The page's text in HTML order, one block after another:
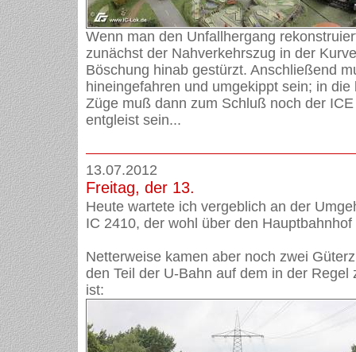
Wenn man den Unfallhergang
zunächst der Nahverkehrszug in der
Böschung hinab gestürzt. Anschließend
hineingefahren und umgekippt sein; in
Züge muß dann zum Schluß noch der
entgleist sein...
13.07.2012
Freitag, der 13.
Heute wartete ich vergeblich an der
IC 2410, der wohl über den
Netterweise kamen aber noch zwei
den Teil der U-Bahn auf dem in der Regel
ist: